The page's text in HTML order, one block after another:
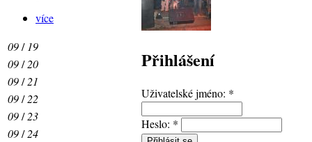
více
09/ 19
09/20
09/21
09/22
09/23
09/24
Přihlášení
Uživatelské jméno: *
Heslo: *